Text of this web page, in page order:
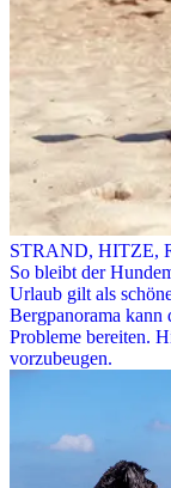
STRAND, HITZE,
So bleibt der
Urlaub gilt als
Bergpanorama kann
Probleme bereiten.
vorzubeugen.